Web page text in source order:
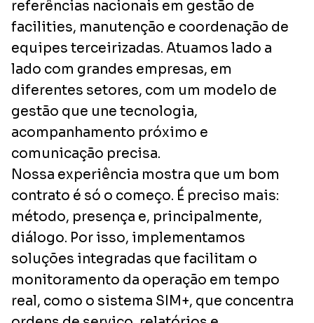
referências nacionais em gestão de
facilities, manutenção e coordenação de
equipes terceirizadas. Atuamos lado a
lado com grandes empresas, em
diferentes setores, com um modelo de
gestão que une tecnologia,
acompanhamento próximo e
comunicação precisa.
Nossa experiência mostra que um bom
contrato é só o começo. É preciso mais:
método, presença e, principalmente,
diálogo. Por isso, implementamos
soluções integradas que facilitam o
monitoramento da operação em tempo
real, como o sistema SIM+, que concentra